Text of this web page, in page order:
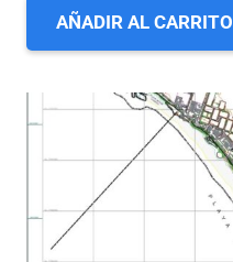
AÑADIR AL CARRITO